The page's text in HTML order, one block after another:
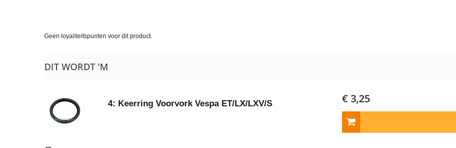
Geen loyaliteitspunten voor dit product.
DIT WORDT 'M
4: Keerring Voorvork Vespa ET/LX/LXV/S € 3,25